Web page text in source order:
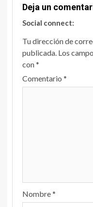
Deja un
Social connect:
Tu dirección de
publicada. Los
con*
Comentario *
Nombre*